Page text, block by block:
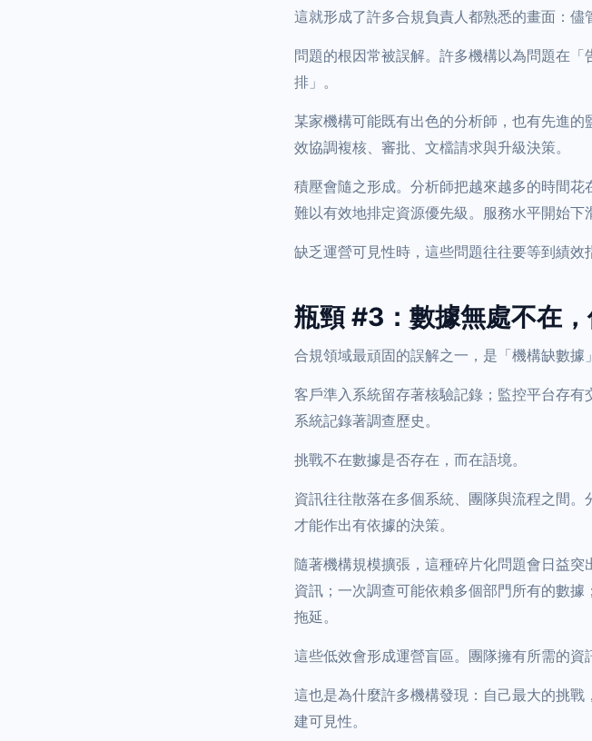
這就形成了許多合規負責人都熟悉的畫面：儘
問題的根因常被誤解。許多機構以為問題在
排」。
某家機構可能既有出色的分析師，也有先進
效協調複核、審批、文檔請求與升級決策。
積壓會隨之形成。分析師把越來越多的時間
難以有效地排定資源優先級。服務水平開始下
缺乏運營可見性時，這些問題往往要等到績效
瓶頸 #3：數據無處不在
合規領域最頑固的誤解之一，是「機構缺數據
客戶準入系統留存著核驗記錄；監控平台存
系統記錄著調查歷史。
挑戰不在數據是否存在，而在語境。
資訊往往散落在多個系統、團隊與流程之間。
才能作出有依據的決策。
隨著機構規模擴張，這種碎片化問題會日益
資訊；一次調查可能依賴多個部門所有的數
拖延。
這些低效會形成運營盲區。團隊擁有所需的資
這也是為什麼許多機構發現：自己最大的挑
建可見性。